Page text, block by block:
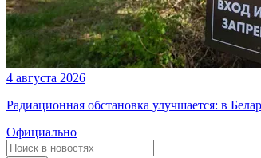
4 августа 2026
Радиационная обстановка улучшается: в
Официально